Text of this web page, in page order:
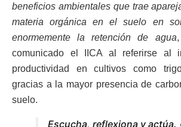
beneficios ambientales que trae
materia orgánica en el suelo en
enormemente la retención de agua
comunicado el IICA al referirse al
productividad en cultivos como
gracias a la mayor presencia de
suelo.
Escucha, reflexiona y actúa.